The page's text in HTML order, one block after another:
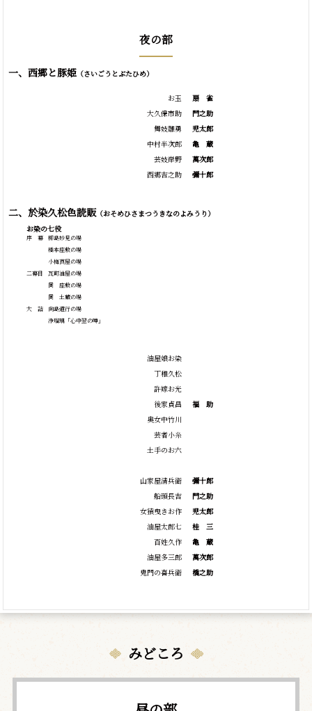
夜の部
一、西郷と豚姫（さいごうとぶたひめ）
お玉
大久保市助
舞妓雛勇
中村半次郎
芸妓岸野
西郷吉之助
扇
雀
門之助
児太郎
亀
蔵
萬次郎
彌十郎
二、於染久松色読販（おそめひさまつうきなのよみうり）
お染の七役
序 幕
二幕目
大 詰
柳島妙見の場
橋本座敷の場
小梅莨屋の場
瓦町油屋の場
同 座敷の場
同 土蔵の場
向島道行の場
浄瑠璃「心中翌の噂」
油屋娘お染
丁稚久松
許嫁お光
後家貞昌
奥女中竹川
芸者小糸
土手のお六
山家屋清兵衛
船頭長吉
女猿曳きお作
油屋太郎七
百姓久作
油屋多三郎
鬼門の喜兵衛
福 助
彌十郎
門之助
児太郎
桂
三
亀
蔵
萬次郎
橋之助
みどころ